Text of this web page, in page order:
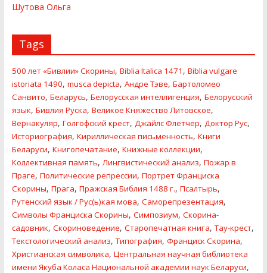
Шутова Ольга
Tags
500 лет «Бивлии» Скорины, Biblia Italica 1471 , Biblia vulgare
istoriata 1490, musca depicta, Андре Тэве, Бартоломео
Санвито, Беларусь, Белорусская интеллигенция, Белорусский
язык, Бивлия Руска, Великое Княжество Литовское,
Вернакуляр, Голгофский крест, Джайлс Флетчер, Доктор Рус,
Историография, Кириллическая письменность, Книги
Беларуси, Книгопечатание, Книжные коллекции,
Коллективная память, Лингвистический анализ, Пожар в
Праге, Политические репресcии, Портрет Франциска
Скорины, Прага, Пражская Библия 1488 г., Псалтырь,
Рутенский язык / Рус(ь)кая мова, Саморепрезентация,
Символы Франциска Скорины, Симпозиум, Скорина-
садовник, Скориноведение, Старопечатная книга,Тау-крест,
Текстологический анализ,Типография, Франциск Скорина,
Христианская символика, Центральная научная библиотека
имени Якуба Коласа Национальной академии наук Беларуси,